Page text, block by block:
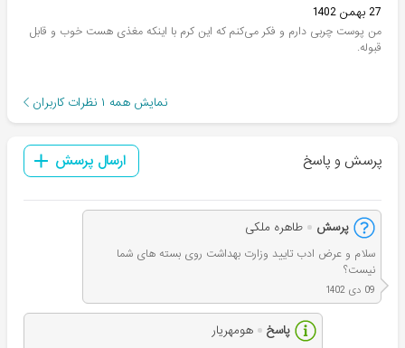
27 بهمن 1402
من پوست چربی دارم و فکر می‌کنم که این کرم با اینکه مغذی هست خوب و قابل
قبوله.
نمایش همه ۱ نظرات کاربران
پرسش و پاسخ ارسال پرسش
پرسش طاهره ملکی
سلام و عرض ادب تایید وزارت بهداشت روی بسته های شما
نیست؟
09 دی 1402
پاسخ هومهریار